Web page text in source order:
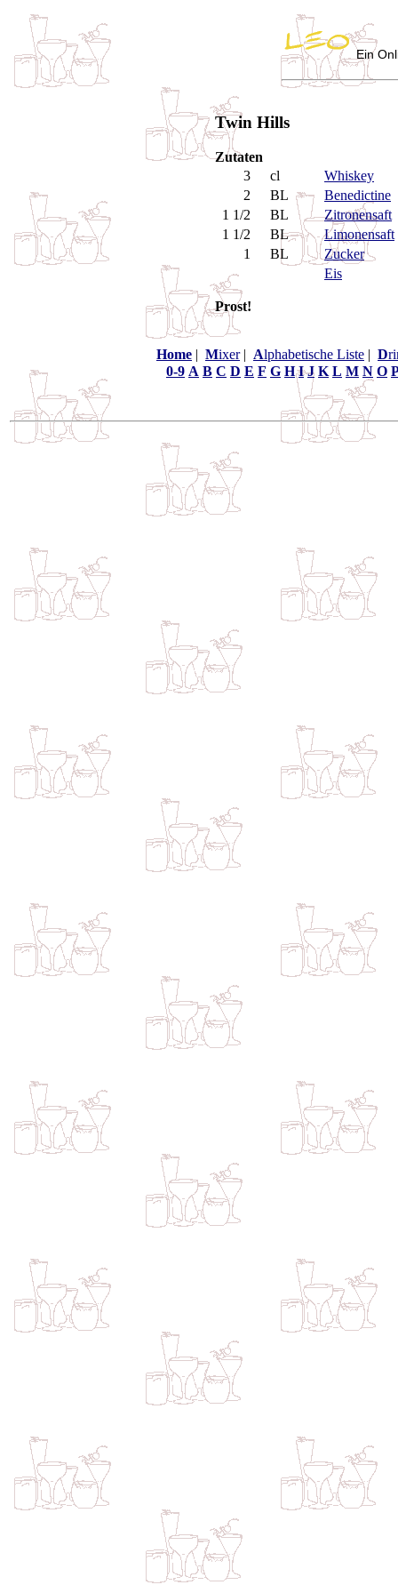
Ein
Twin Hills
Zutaten
3
cl
Whiskey
2
BL
Benedictine
1 1/2
BL
Zitronensaft
1 1/2
BL
Limonensaft
1
BL
Zucker
Eis
Prost!
Home | Mixer| Alphabetische Liste | D
0-9 A B C D E F G H I J K L M N O